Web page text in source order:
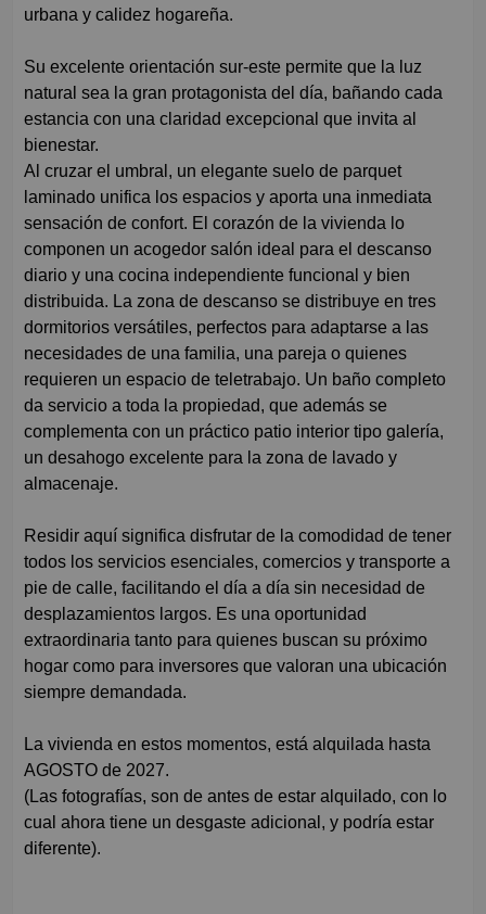
urbana y calidez hogareña.
Su excelente orientación sur-este permite que la luz
natural sea la gran protagonista del día, bañando cada
estancia con una claridad excepcional que invita al
bienestar.
Al cruzar el umbral, un elegante suelo de parquet
laminado unifica los espacios y aporta una inmediata
sensación de confort. El corazón de la vivienda lo
componen un acogedor salón ideal para el descanso
diario y una cocina independiente funcional y bien
distribuida. La zona de descanso se distribuye en tres
dormitorios versátiles, perfectos para adaptarse a las
necesidades de una familia, una pareja o quienes
requieren un espacio de teletrabajo. Un baño completo
da servicio a toda la propiedad, que además se
complementa con un práctico patio interior tipo galería,
un desahogo excelente para la zona de lavado y
almacenaje.
Residir aquí significa disfrutar de la comodidad de tener
todos los servicios esenciales, comercios y transporte a
pie de calle, facilitando el día a día sin necesidad de
desplazamientos largos. Es una oportunidad
extraordinaria tanto para quienes buscan su próximo
hogar como para inversores que valoran una ubicación
siempre demandada.
La vivienda en estos momentos, está alquilada hasta
AGOSTO de 2027.
(Las fotografías, son de antes de estar alquilado, con lo
cual ahora tiene un desgaste adicional, y podría estar
diferente).